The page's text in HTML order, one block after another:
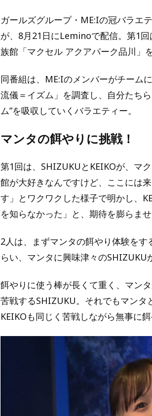
ガールズグループ・ME:Iの冠バラエ
が、8月21日にLeminoで配信。第1
族館「マクセル アクアパーク品川」
同番組は、ME:Iのメンバーがチーム
流儀＝イズム」を調査し、自分たち
ム”を吸収していくバラエティー。
マンタの餌やりに挑戦！
第1回は、SHIZUKUとKEIKOが、マ
館が大好きなんですけど、ここには
す」とワクワクした様子で明かし、
を知らなかった」と、期待を膨らませ
2人は、まずマンタの餌やり体験を
らい、マンタに興味津々のSHIZUKU
餌やりに使う棒が長くて重く、マン
苦戦するSHIZUKU。それでもマンタ
KEIKOも同じく苦戦しながら無事に餌